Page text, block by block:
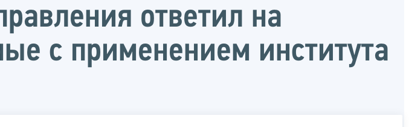
ответил на
с применением института